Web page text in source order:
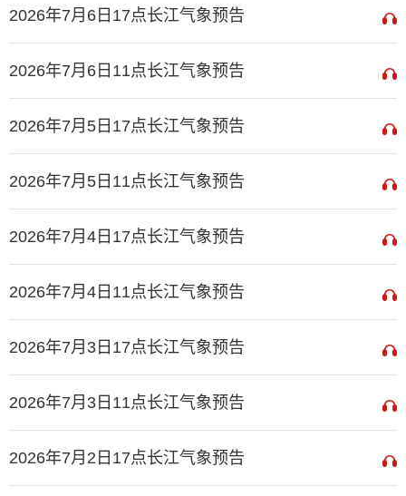
2026年7月6日17点长江气象预告
2026年7月6日11点长江气象预告
2026年7月5日17点长江气象预告
2026年7月5日11点长江气象预告
2026年7月4日17点长江气象预告
2026年7月4日11点长江气象预告
2026年7月3日17点长江气象预告
2026年7月3日11点长江气象预告
2026年7月2日17点长江气象预告